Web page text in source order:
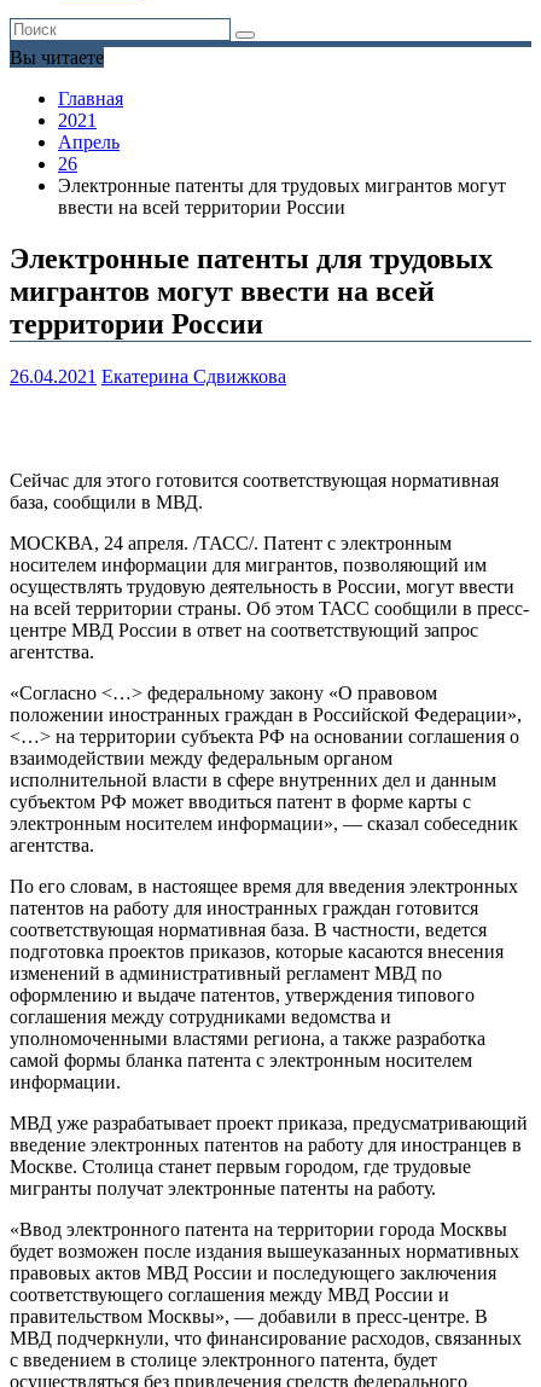
Вы читаете
Главная
2021
Апрель
26
Электронные патенты для трудовых мигрантов могут
ввести на всей территории России
Электронные патенты для трудовых
мигрантов могут ввести на всей
территории России
26.04.2021 Екатерина Сдвижкова
Сейчас для этого готовится соответствующая нормативная
база, сообщили в МВД.
МОСКВА, 24 апреля. /ТАСС/. Патент с электронным
носителем информации для мигрантов, позволяющий им
осуществлять трудовую деятельность в России, могут ввести
на всей территории страны. Об этом ТАСС сообщили в пресс-
центре МВД России в ответ на соответствующий запрос
агентства.
«Согласно <…> федеральному закону «О правовом
положении иностранных граждан в Российской Федерации»,
<…> на территории субъекта РФ на основании соглашения о
взаимодействии между федеральным органом
исполнительной власти в сфере внутренних дел и данным
субъектом РФ может вводиться патент в форме карты с
электронным носителем информации», — сказал собеседник
агентства.
По его словам, в настоящее время для введения электронных
патентов на работу для иностранных граждан готовится
соответствующая нормативная база. В частности, ведется
подготовка проектов приказов, которые касаются внесения
изменений в административный регламент МВД по
оформлению и выдаче патентов, утверждения типового
соглашения между сотрудниками ведомства и
уполномоченными властями региона, а также разработка
самой формы бланка патента с электронным носителем
информации.
МВД уже разрабатывает проект приказа, предусматривающий
введение электронных патентов на работу для иностранцев в
Москве. Столица станет первым городом, где трудовые
мигранты получат электронные патенты на работу.
«Ввод электронного патента на территории города Москвы
будет возможен после издания вышеуказанных нормативных
правовых актов МВД России и последующего заключения
соответствующего соглашения между МВД России и
правительством Москвы», — добавили в пресс-центре. В
МВД подчеркнули, что финансирование расходов, связанных
с введением в столице электронного патента, будет
осуществляться без привлечения средств федерального